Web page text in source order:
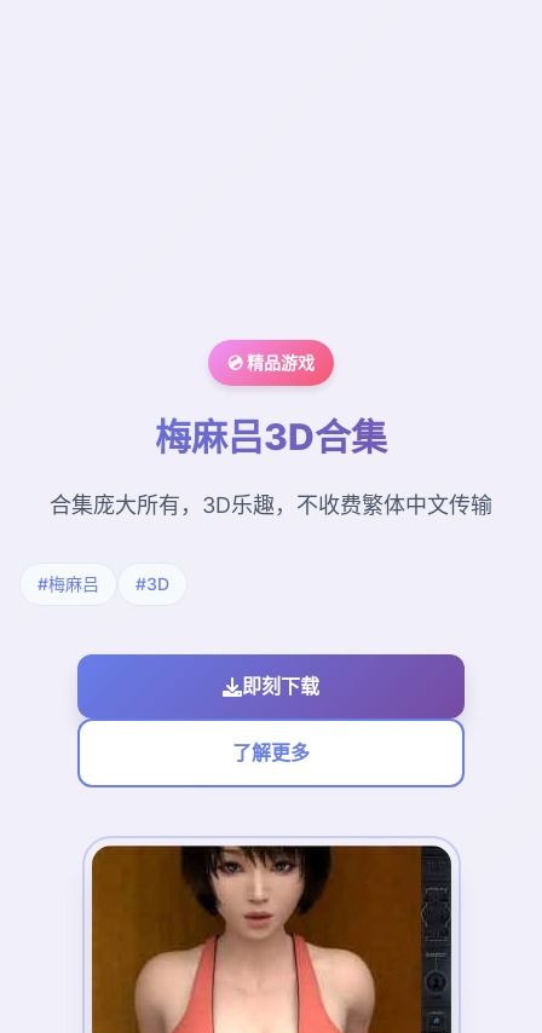
💿 精品游戏
梅麻吕3D合集
合集庞大所有，3D乐趣，不收费繁体中文传输
#梅麻吕 #3D
即刻下载
了解更多